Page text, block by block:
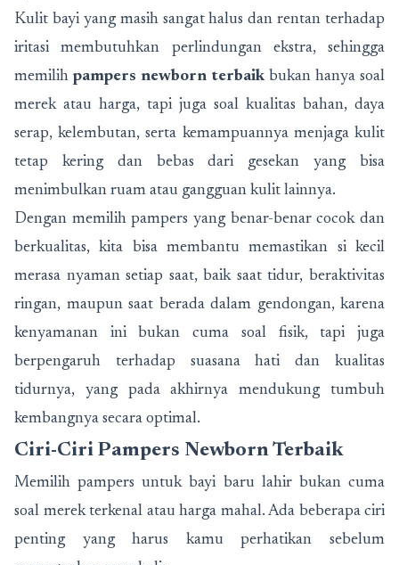
Kulit bayi yang masih sangat halus dan rentan terhadap
iritasi membutuhkan perlindungan ekstra, sehingga
memilihpampers newborn terbaikbukan hanya soal
merek atau harga, tapi juga soal kualitas bahan, daya
serap, kelembutan, serta kemampuannya menjaga kulit
tetap kering dan bebas dari gesekan yang bisa
menimbulkan ruam atau gangguan kulit lainnya.
Dengan memilih pampers yang benar-benar cocok dan
berkualitas, kita bisa membantu memastikan si kecil
merasa nyaman setiap saat, baik saat tidur, beraktivitas
ringan, maupun saat berada dalam gendongan, karena
kenyamanan ini bukan cuma soal fisik, tapi juga
berpengaruh terhadap suasana hati dan kualitas
tidurnya, yang pada akhirnya mendukung tumbuh
kembangnya secara optimal.
Ciri-Ciri Pampers Newborn Terbaik
Memilih pampers untuk bayi baru lahir bukan cuma
soal merek terkenal atau harga mahal. Ada beberapa ciri
penting yang harus kamu perhatikan sebelum